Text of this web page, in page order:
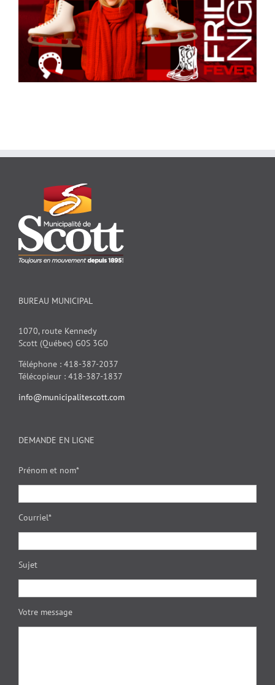
BUREAU MUNICIPAL
1070, route Kennedy
Scott (Québec) G0S 3G0
Téléphone : 418-387-2037
Télécopieur : 418-387-1837
info@municipalitescott.com
DEMANDE EN LIGNE
Prénom et nom*
Courriel*
Sujet
Votre message